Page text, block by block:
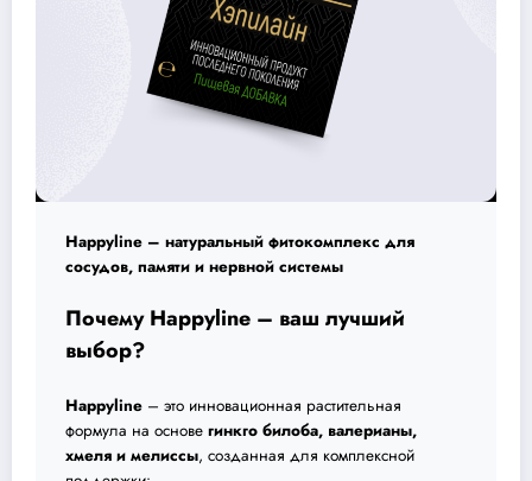
Happyline – натуральный фитокомплекс для
сосудов, памяти и нервной системы
Почему Happyline – ваш лучший
выбор?
Happyline – это инновационная растительная
формула на основе гинкго билоба, валерианы,
хмеля и мелиссы, созданная для комплексной